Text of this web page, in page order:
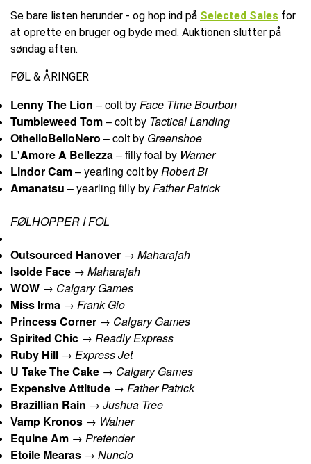
Se bare listen herunder - og hop ind på Selected Sales for
at oprette en bruger og byde med. Auktionen slutter på
søndag aften.
FØL & ÅRINGER
Lenny The Lion – colt byFace Time Bourbon
Tumbleweed Tom– colt by Tactical Landing
OthelloBelloNero – colt by Greenshoe
L'Amore A Bellezza– filly foal by Warner
Lindor Cam– yearling colt byRobert Bi
Amanatsu – yearling filly byFather Patrick
FØLHOPPER I FOL
Outsourced Hanover → Maharajah
Isolde Face → Maharajah
WOW → Calgary Games
Miss Irma → Frank Gio
Princess Corner → Calgary Games
Spirited Chic → Readly Express
Ruby Hill → Express Jet
U Take The Cake → Calgary Games
Expensive Attitude → Father Patrick
Brazillian Rain → Jushua Tree
Vamp Kronos → Walner
Equine Am → Pretender
Etoile Mearas → Nuncio